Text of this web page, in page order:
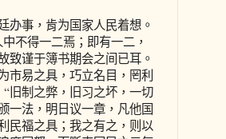
事，肯为国家人民着想。
不得一二焉；即有一二，
致谨于簿书期会之间已耳。
市易之具，巧立名目，罔利
旧制之弊，旧习之坏，一切
一法，明日议一章，凡他国
民福之具；我之有之，则以